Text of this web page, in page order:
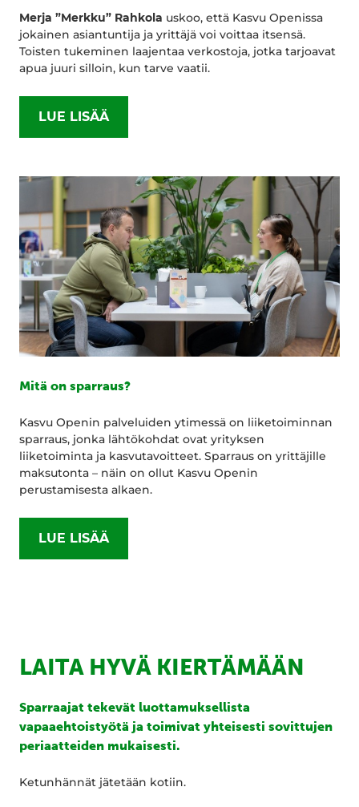
Merja ”Merkku” Rahkola uskoo, että Kasvu Openissa
jokainen asiantuntija ja yrittäjä voi voittaa itsensä.
Toisten tukeminen laajentaa verkostoja, jotka tarjoavat
apua juuri silloin, kun tarve vaatii.
LUE LISÄÄ
Mitä on sparraus?
Kasvu Openin palveluiden ytimessä on liiketoiminnan
sparraus, jonka lähtökohdat ovat yrityksen
liiketoiminta ja kasvutavoitteet. Sparraus on yrittäjille
maksutonta – näin on ollut Kasvu Openin
perustamisesta alkaen.
LUE LISÄÄ
LAITA HYVÄ KIERTÄMÄÄN
Sparraajat tekevät luottamuksellista
vapaaehtoistyötä ja toimivat yhteisesti sovittujen
periaatteiden mukaisesti.
Ketunhännät jätetään kotiin.